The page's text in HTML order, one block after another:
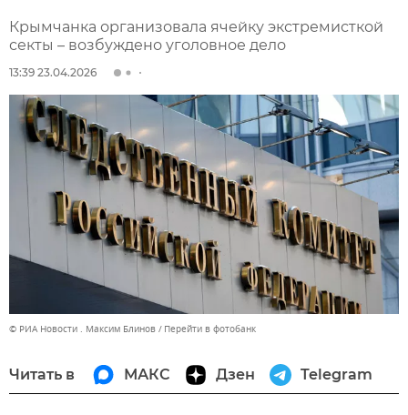
Крымчанка организовала ячейку экстремисткой
секты – возбуждено уголовное дело
13:39 23.04.2026
© РИА Новости . Максим Блинов Перейти в фотобанк
Читать в МАКС Дзен Telegram